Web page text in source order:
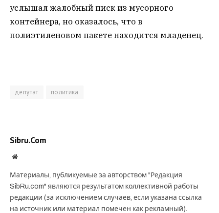
услышал жалобный писк из мусорного
контейнера, но оказалось, что в
полиэтиленовом пакете находится младенец.
депутат политика
Sibru.Com
Website
Материалы, публикуемые за авторством "Редакция
SibRu.com" являются результатом коллективной работы
редакции (за исключением случаев, если указана ссылка
на источник или материал помечен как рекламный).